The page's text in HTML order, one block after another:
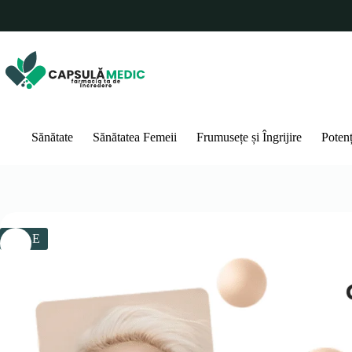
conținut
Sănătate Sănătatea Femeii Frumusețe și Îngrijire
SALE